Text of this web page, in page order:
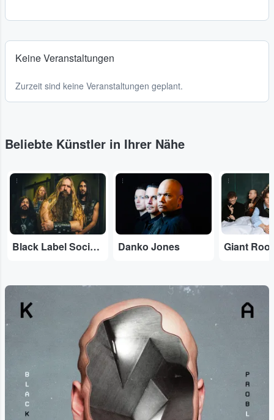
Keine Veranstaltungen
Zurzeit sind keine Veranstaltungen geplant.
Beliebte Künstler in Ihrer Nähe
...
Black Label Society
...
Danko Jones
...
Giant